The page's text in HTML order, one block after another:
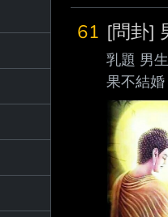
61 [問卦]
乳題 男
果不結